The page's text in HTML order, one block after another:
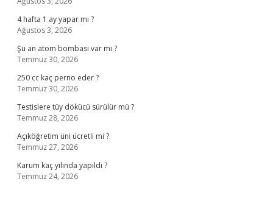
4 hafta 1 ay yapar mı ?
Ağustos 3, 2026
Şu an atom bombası var mı ?
Temmuz 30, 2026
250 cc kaç perno eder ?
Temmuz 30, 2026
Testislere tüy dökücü sürülür mü ?
Temmuz 28, 2026
Açıköğretim üni ücretli mi ?
Temmuz 27, 2026
Karum kaç yılında yapıldı ?
Temmuz 24, 2026